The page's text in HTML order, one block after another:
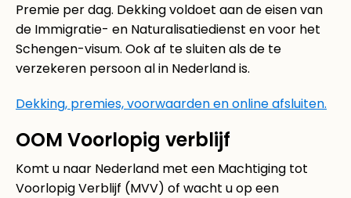
Premie per dag. Dekking voldoet aan de eisen van
de Immigratie- en Naturalisatiedienst en voor het
Schengen-visum. Ook af te sluiten als de te
verzekeren persoon al in Nederland is.
Dekking, premies, voorwaarden en online afsluiten.
OOM Voorlopig verblijf
Komt u naar Nederland met een Machtiging tot
Voorlopig Verblijf (MVV) of wacht u op een